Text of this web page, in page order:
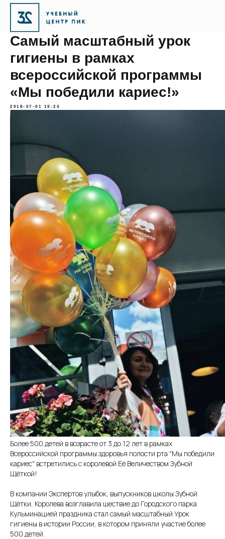
Самый масштабный урок
гигиены в рамках
всероссийской программы
«Мы победили кариес!»
2018-07-01 19:24
Более 500 детей в возрасте от 3 до 12 лет в рамках
Всероссийской программы здоровья полости рта "Мы победили
кариес" встретились с королевой Её Величеством Зубной
Щёткой!
В компании Экспертов улыбок, выпускников школы Зубной
Щётки, Королева возглавила шествие до Городского парка.
Кульминацией праздника стал самый масштабный Урок
гигиены в истории России, в котором приняли участие более
500 детей.